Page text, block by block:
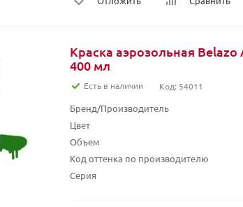
Краска аэрозольная Belazo
400 мл
Есть в наличии Код: 54011
Бренд/Производитель
Цвет
Объем
Код оттенка по производителю
Серия